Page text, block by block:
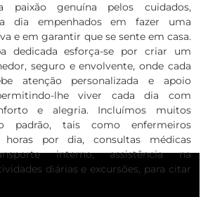
paixão genuína pelos cuidados,
dia empenhados em fazer uma
e em garantir que se sente em casa.
dedicada esforça-se por criar um
seguro e envolvente, onde cada
atenção personalizada e apoio
lhe viver cada dia com
e alegria. Incluímos muitos
padrão, tais como enfermeiros
horas por dia, consultas médicas
interno, assistência na
diárias e excursões, para citar